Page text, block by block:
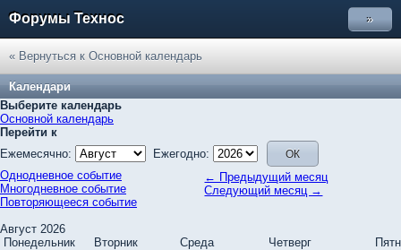
Форумы Технос »
« Вернуться к Основной календарь
Календари
Выберите календарь
Основной календарь
Перейти к
Ежемесячно:
Ежегодно:
← Предыдущий месяц
Следующий месяц →
Однодневное событие
Многодневное событие
Повторяющееся событие
Август 2026
Понедельник
Вторник Среда Четверг